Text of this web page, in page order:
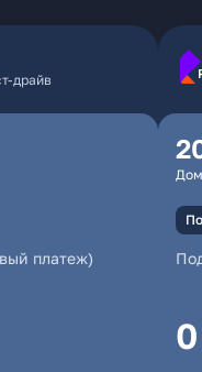
драйв
платеж)
0